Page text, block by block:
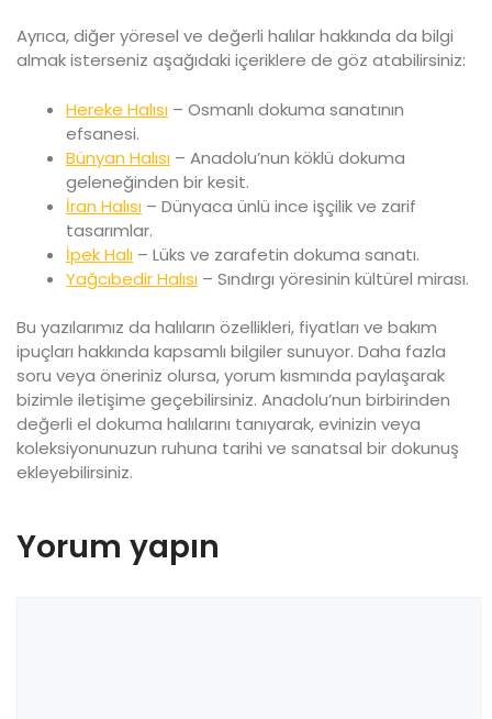
Ayrıca, diğer yöresel ve değerli halılar hakkında da bilgi
almak isterseniz aşağıdaki içeriklere de göz atabilirsiniz:
Hereke Halısı – Osmanlı dokuma sanatının
efsanesi.
Bünyan Halısı – Anadolu’nun köklü dokuma
geleneğinden bir kesit.
İran Halısı – Dünyaca ünlü ince işçilik ve zarif
tasarımlar.
İpek Halı – Lüks ve zarafetin dokuma sanatı.
Yağcıbedir Halısı – Sındırgı yöresinin kültürel mirası.
Bu yazılarımız da halıların özellikleri, fiyatları ve bakım
ipuçları hakkında kapsamlı bilgiler sunuyor. Daha fazla
soru veya öneriniz olursa, yorum kısmında paylaşarak
bizimle iletişime geçebilirsiniz. Anadolu’nun birbirinden
değerli el dokuma halılarını tanıyarak, evinizin veya
koleksiyonunuzun ruhuna tarihi ve sanatsal bir dokunuş
ekleyebilirsiniz.
Yorum yapın